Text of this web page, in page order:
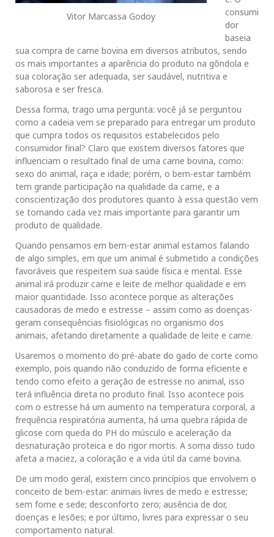
Vitor Marcassa Godoy
consumi
dor
baseia
sua compra de carne bovina em diversos atributos, sendo
os mais importantes a aparência do produto na gôndola e
sua coloração ser adequada, ser saudável, nutritiva e
saborosa e ser fresca.
Dessa forma, trago uma pergunta: você já se perguntou
como a cadeia vem se preparado para entregar um produto
que cumpra todos os requisitos estabelecidos pelo
consumidor final? Claro que existem diversos fatores que
influenciam o resultado final de uma carne bovina, como:
sexo do animal, raça e idade; porém, o bem-estar também
tem grande participação na qualidade da carne, e a
conscientização dos produtores quanto à essa questão vem
se tornando cada vez mais importante para garantir um
produto de qualidade.
Quando pensamos em bem-estar animal estamos falando
de algo simples, em que um animal é submetido a condições
favoráveis que respeitem sua saúde física e mental. Esse
animal irá produzir carne e leite de melhor qualidade e em
maior quantidade. Isso acontece porque as alterações
causadoras de medo e estresse – assim como as doenças-
geram consequências fisiológicas no organismo dos
animais, afetando diretamente a qualidade de leite e carne.
Usaremos o momento do pré-abate do gado de corte como
exemplo, pois quando não conduzido de forma eficiente e
tendo como efeito a geração de estresse no animal, isso
terá influência direta no produto final. Isso acontece pois
com o estresse há um aumento na temperatura corporal, a
frequência respiratória aumenta, há uma quebra rápida de
glicose com queda do PH do músculo e aceleração da
desnaturação proteica e do rigor mortis. A soma disso tudo
afeta a maciez, a coloração e a vida útil da carne bovina.
De um modo geral, existem cinco princípios que envolvem o
conceito de bem-estar: animais livres de medo e estresse;
sem fome e sede; desconforto zero; ausência de dor,
doenças e lesões; e por último, livres para expressar o seu
comportamento natural.